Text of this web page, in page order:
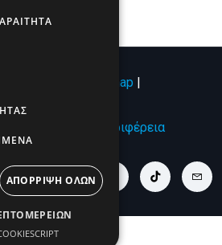
Απορρήτου Sitemap
Reserved
Περιφέρεια
και Θράκης
facebook linktwitter linklinkedin linkinstagram link
tiktok link
ΑΠΌΡΡΙΨΗ ΌΛΩΝ